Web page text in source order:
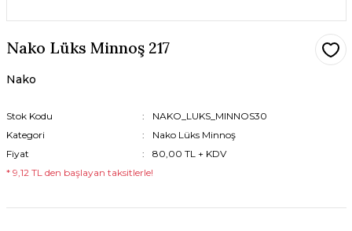
Nako Lüks Minnoş 217
Nako
Stok Kodu
NAKO_LUKS_MINNOS30
Kategori
Nako Lüks Minnoş
Fiyat
80,00 TL + KDV
* 9,12 TL den başlayan taksitlerle!